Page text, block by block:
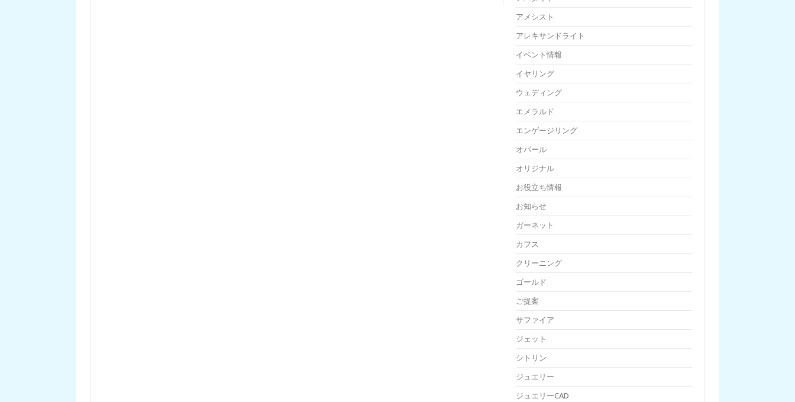
アメシスト
アレキサンドライト
イベント情報
イヤリング
ウェディング
エメラルド
エンゲージリング
オパール
オリジナル
お役立ち情報
お知らせ
ガーネット
カフス
クリーニング
ゴールド
ご提案
サファイア
ジェット
シトリン
ジュエリー
ジュエリーCAD